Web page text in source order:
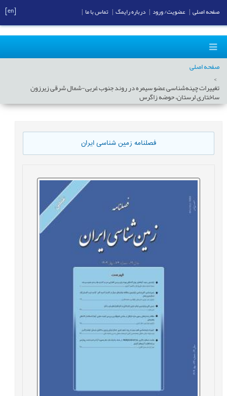
صفحه اصلی
تغییرات چینه‌شناسی عضو سیمره در روند جنوب غربی-شمال شرقی زیرزون
ساختاری لرستان، حوضه زاگرس
فصلنامه زمین شناسی ایران
صفحه اصلی عضویت/ ورود درباره رایمگ تماس با ما